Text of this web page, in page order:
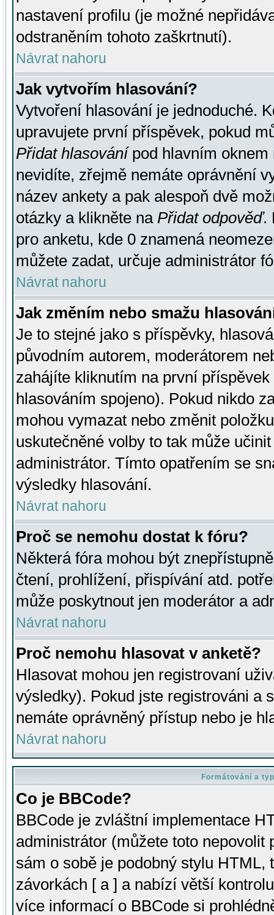
nastavení profilu (je možné
odstraněním tohoto zaškrtnutí).
Návrat nahoru
Jak vytvořím hlasování?
Vytvoření hlasování je jednoduché.
upravujete první příspěvek, pokud
Přidat hlasovánípod hlavním oknem
nevidíte, zřejmě nemáte oprávnění
název ankety a pak alespoň dvě
otázky a klikněte na Přidat odpověď.
pro anketu, kde 0 znamená
můžete zadat, určuje administrátor
Návrat nahoru
Jak změním nebo smažu
Je to stejné jako s příspěvky,
původním autorem, moderátorem
zahájíte kliknutím na první
hlasováním spojeno). Pokud nikdo
mohou vymazat nebo změnit
uskutečněné volby to tak může
administrátor. Tímto opatřením se
výsledky hlasování.
Návrat nahoru
Proč se nemohu dostat k fóru?
Některá fóra mohou být
čtení, prohlížení, přispívání atd.
může poskytnout jen moderátor a
Návrat nahoru
Proč nemohu hlasovat v anketě?
Hlasovat mohou jen registrovaní
výsledky). Pokud jste registrováni a
nemáte oprávněný přístup nebo je
Návrat nahoru
Formátování a
Co je BBCode?
BBCode je zvláštní implementace
administrátor (můžete toto
sám o sobě je podobný stylu HTML,
závorkách [ a ] a nabízí větší
více informací o BBCode si